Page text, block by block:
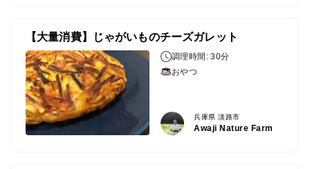
【大量消費】じゃがいものチーズガレット
調理時間: 30分
おやつ
兵庫県 淡路市
Awaji Nature Farm